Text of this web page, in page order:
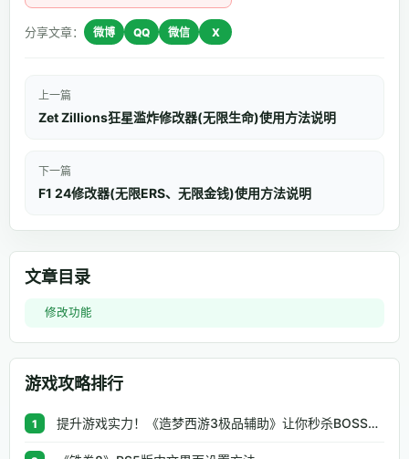
分享文章： 微博 QQ 微信 X
上一篇
Zet Zillions狂星滥炸修改器(无限生命)使用方法说明
下一篇
F1 24修改器(无限ERS、无限金钱)使用方法说明
文章目录
修改功能
游戏攻略排行
1 提升游戏实力！《造梦西游3极品辅助》让你秒杀BOSS、逆天属性一键修改